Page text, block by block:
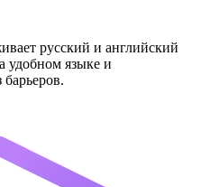
русский и английский
удобном языке и